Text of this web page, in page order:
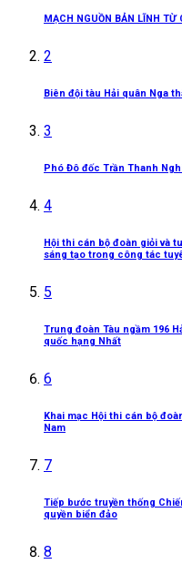
MẠCH NGUỒN BẢN LĨNH TỪ
2
Biên đội tàu Hải quân Nga
3
Phó Đô đốc Trần Thanh
4
Hội thi cán bộ đoàn giỏi và
sáng tạo trong công tác
5
Trung đoàn Tàu ngầm 196
quốc hạng Nhất
6
Khai mạc Hội thi cán bộ
Nam
7
Tiếp bước truyền thống
quyền biển đảo
8